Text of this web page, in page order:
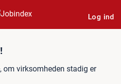
Log ind
Kalder alle
om virksomheden stadig er